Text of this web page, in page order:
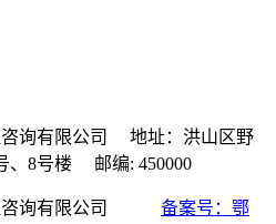
咨询有限公司 地址：洪山区野
、8号楼 邮编: 450000
证咨询有限公司 备案号：鄂